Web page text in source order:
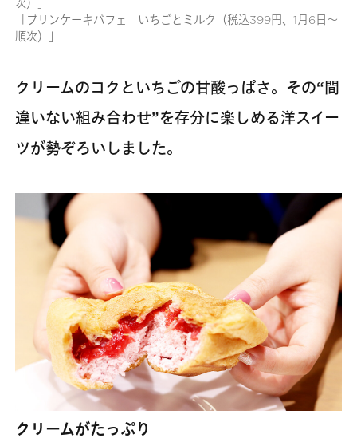
次）」
「プリンケーキパフェ いちごとミルク（税込399円、1月6日～
順次）」
クリームのコクといちごの甘酸っぱさ。その“間
違いない組み合わせ”を存分に楽しめる洋スイー
ツが勢ぞろいしました。
クリームがたっぷり